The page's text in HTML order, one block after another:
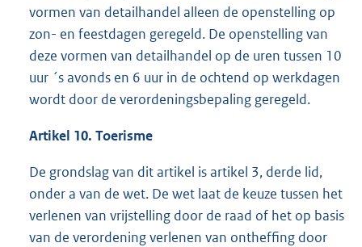
vormen van detailhandel alleen de openstelling op
zon- en feestdagen geregeld. De openstelling van
deze vormen van detailhandel op de uren tussen 10
uur ´s avonds en 6 uur in de ochtend op werkdagen
wordt door de verordeningsbepaling geregeld.
Artikel 10. Toerisme
De grondslag van dit artikel is artikel 3, derde lid,
onder a van de wet. De wet laat de keuze tussen het
verlenen van vrijstelling door de raad of het op basis
van de verordening verlenen van ontheffing door